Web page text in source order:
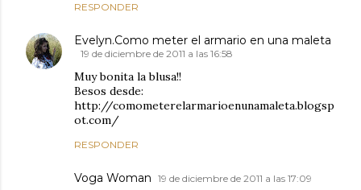
RESPONDER
Evelyn.Como meter el armario en una maleta
19 de diciembre de 2011 a las 16:58
Muy bonita la blusa!!
Besos desde:
http://comometerelarmarioenunamaleta.blogsp
ot.com/
RESPONDER
Voga Woman 19 de diciembre de 2011 a las 17:09